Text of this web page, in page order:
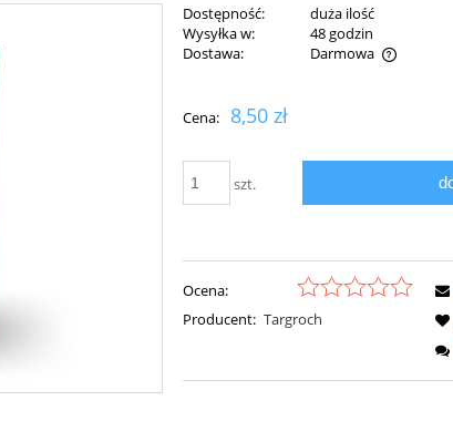
Dostępność:
duża ilość
Wysyłka w:
48 godzin
Dostawa:
Darmowa
Cena: 8,50 zł
szt.
Ocena:
Producent: Targroch